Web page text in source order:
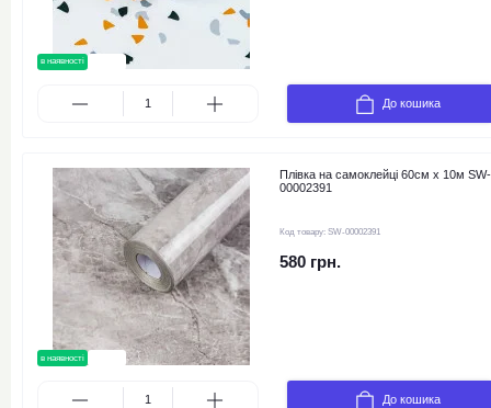
в наявності
До кошика
в наявності
Плівка на самоклейці 60см х 10м SW-
00002391
Код товару: SW-00002391
580 грн.
До кошика